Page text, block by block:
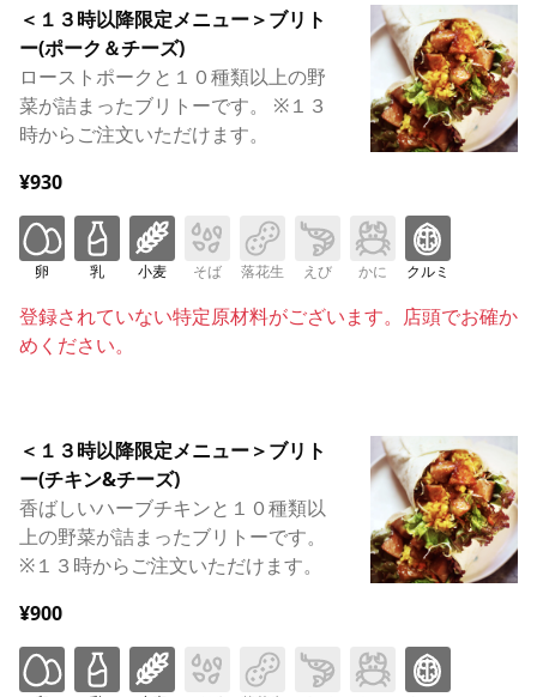
＜１３時以降限定メニュー＞ブリト
ー(ポーク＆チーズ)
ローストポークと１０種類以上の野
菜が詰まったブリトーです。 ※１３
時からご注文いただけます。
¥930
卵 乳 小麦 そば 落花生 えび かに クルミ
登録されていない特定原材料がございます。店頭でお確か
めください。
＜１３時以降限定メニュー＞ブリト
ー(チキン&チーズ)
香ばしいハーブチキンと１０種類以
上の野菜が詰まったブリトーです。
※１３時からご注文いただけます。
¥900